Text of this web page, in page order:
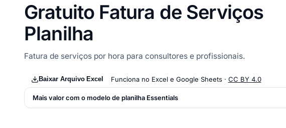
Gratuito Fatura de Serviços
Planilha
Fatura de serviços por hora para consultores e profissionais.
Baixar Arquivo Excel Funciona no Excel e Google Sheets · CC BY 4.0
Mais valor com o modelo de planilha Essentials